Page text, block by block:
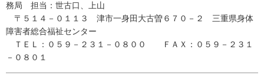
務局 担当：世古口、上山
〒５１４－０１１３ 津市一身田大古曽６７０－２ 三重県身体
障害者総合福祉センター
ＴＥＬ：０５９－２３１－０８００ ＦＡＸ：０５９－２３１
－０８０１